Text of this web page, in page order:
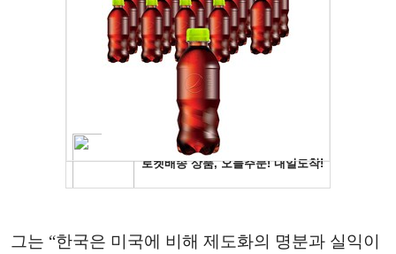
그는 “한국은 미국에 비해 제도화의 명분과 실익이